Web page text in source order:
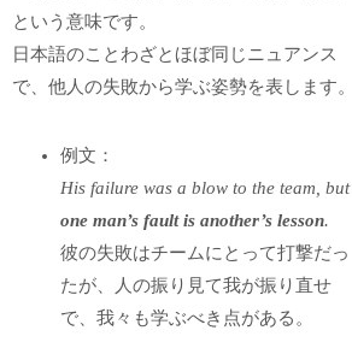
という意味です。
日本語のことわざとほぼ同じニュアンス
で、他人の失敗から学ぶ姿勢を表します。
例文：
His failure was a blow to the team, but
one man’s fault is another’s lesson.
彼の失敗はチームにとって打撃だっ
たが、人の振り見て我が振り直せ
で、我々も学ぶべき点がある。